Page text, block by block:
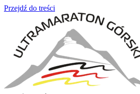
Przejdź do treści